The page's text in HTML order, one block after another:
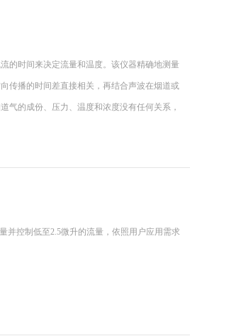
的时间来决定流量和温度。该仪器精确地测量
传播的时间差直接相关，再结合声波在烟道或
气的成份、压力、温度和浓度没有任何关系，
并控制低至2.5微升的流量，依照用户应用需求